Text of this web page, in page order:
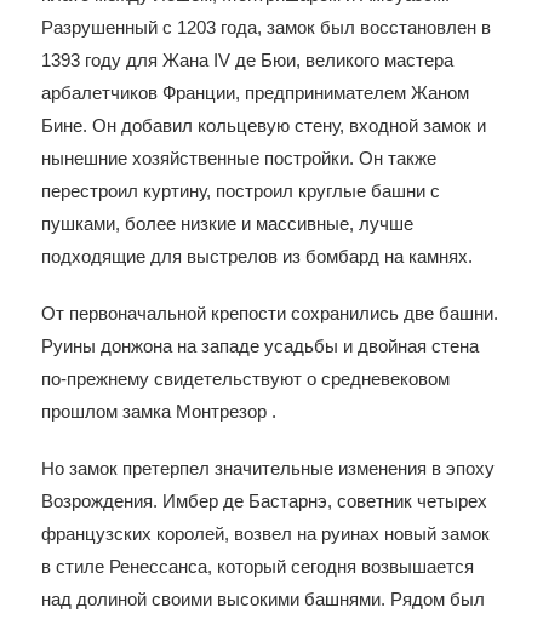
Разрушенный с 1203 года, замок был восстановлен в
1393 году для Жана IV де Бюи, великого мастера
арбалетчиков Франции, предпринимателем Жаном
Бине. Он добавил кольцевую стену, входной замок и
нынешние хозяйственные постройки. Он также
перестроил куртину, построил круглые башни с
пушками, более низкие и массивные, лучше
подходящие для выстрелов из бомбард на камнях.
От первоначальной крепости сохранились две башни.
Руины донжона на западе усадьбы и двойная стена
по-прежнему свидетельствуют о средневековом
прошлом замка Монтрезор .
Но замок претерпел значительные изменения в эпоху
Возрождения. Имбер де Бастарнэ, советник четырех
французских королей, возвел на руинах новый замок
в стиле Ренессанса, который сегодня возвышается
над долиной своими высокими башнями. Рядом был